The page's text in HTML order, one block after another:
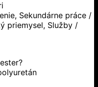
Sekundárne práce /
priemysel, Služby /